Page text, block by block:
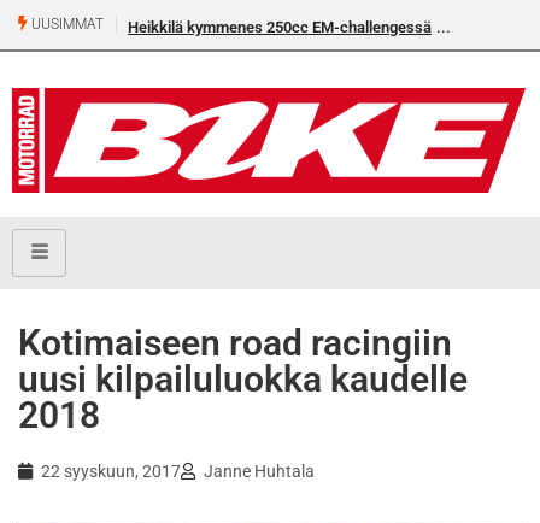
UUSIMMAT Heikkilä kymmenes 250cc EM-challengessä
Kotimaiseen road racingiin
uusi kilpailuluokka kaudelle
2018
22 syyskuun, 2017 Janne Huhtala